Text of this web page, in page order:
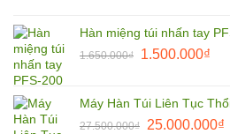
95.000.000₫.
Hàn miệng túi nhấn tay
1.650.000₫
Giá
1.650.000₫.
1.500.000₫Giá
là:
Máy Hàn Túi Liên Tục
27.500.000₫
Giá
25.000.000₫